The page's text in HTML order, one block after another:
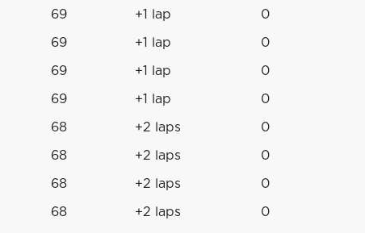
69 +1 lap 0
69 +1 lap 0
69 +1 lap 0
69 +1 lap 0
68 +2 laps 0
68 +2 laps 0
68 +2 laps 0
68 +2 laps 0